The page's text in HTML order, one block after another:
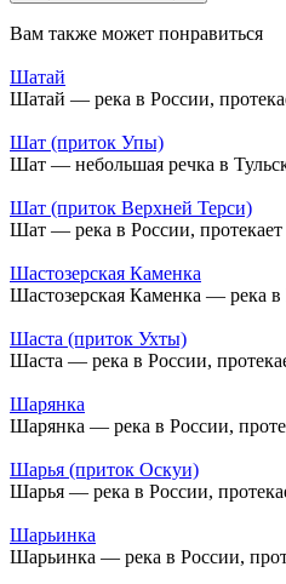
Вам также может понравиться
Шатай
Шатай — река в России,
Шат (приток Упы)
Шат — небольшая речка в
Шат (приток Верхней Терси)
Шат — река в России, протекает
Шастозерская Каменка
Шастозерская Каменка — река в
Шаста (приток Ухты)
Шаста — река в России,
Шарянка
Шарянка — река в России,
Шарья (приток Оскуи)
Шарья — река в России,
Шарьинка
Шарьинка — река в России,